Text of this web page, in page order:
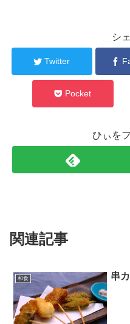
シ
Twitter
Pocket
ひぃを
関連記事
和食 串